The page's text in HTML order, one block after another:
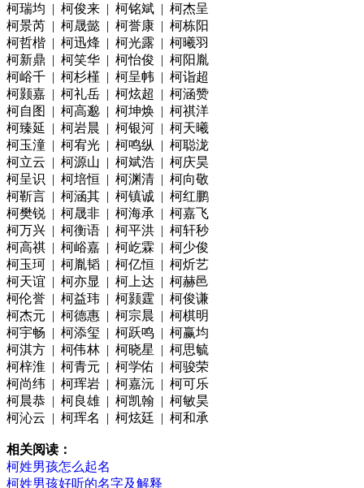
柯瑞均 | 柯俊来 | 柯铭斌 | 柯杰呈
柯景芮 | 柯晟懿 | 柯誉康 | 柯栋阳
柯哲楷 | 柯迅烽 | 柯光露 | 柯曦羽
柯新鼎 | 柯笑华 | 柯怡俊 | 柯阳胤
柯峪千 | 柯杉槿 | 柯呈帏 | 柯诣超
柯颢嘉 | 柯礼岳 | 柯炫超 | 柯涵赞
柯自图 | 柯高邈 | 柯坤焕 | 柯祺洋
柯臻延 | 柯岩晨 | 柯银河 | 柯天曦
柯玉潼 | 柯宥光 | 柯鸣纵 | 柯聪泷
柯立云 | 柯源山 | 柯斌浩 | 柯庆昊
柯呈识 | 柯培恒 | 柯渊清 | 柯向敬
柯靳言 | 柯涵其 | 柯镇诚 | 柯红鹏
柯樊锐 | 柯晟非 | 柯海承 | 柯嘉飞
柯万兴 | 柯衡语 | 柯平洪 | 柯轩秒
柯高祺 | 柯峪嘉 | 柯屹霖 | 柯少俊
柯玉珂 | 柯胤韬 | 柯亿恒 | 柯炘艺
柯天谊 | 柯亦显 | 柯上达 | 柯赫邑
柯伦誉 | 柯益玮 | 柯颢霆 | 柯俊谦
柯杰元 | 柯德惠 | 柯宗晨 | 柯棋明
柯宇畅 | 柯添玺 | 柯跃鸣 | 柯赢均
柯淇方 | 柯伟林 | 柯晓星 | 柯思毓
柯梓淮 | 柯青元 | 柯学佑 | 柯骏荣
柯尚纬 | 柯珲岩 | 柯嘉沅 | 柯可乐
柯晨恭 | 柯良雄 | 柯凯翰 | 柯敏昊
柯沁云 | 柯珲名 | 柯炫廷 | 柯和承
相关阅读：
柯姓男孩怎么起名
柯姓男孩好听的名字及解释